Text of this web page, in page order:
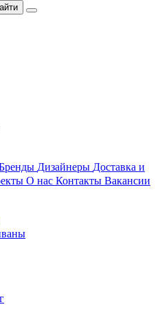
Дизайнеры Доставка и
О нас Контакты Вакансии